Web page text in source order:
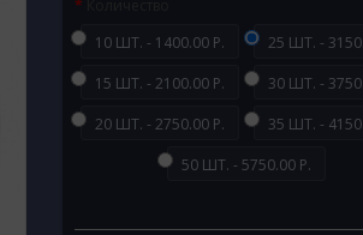
10 ШТ. - 1400.00 Р.
15 ШТ. - 2100.00 Р.
20 ШТ. - 2750.00 Р.
25 ШТ. -
30 ШТ. -
35 ШТ. -
50 ШТ. - 5750.00 Р.